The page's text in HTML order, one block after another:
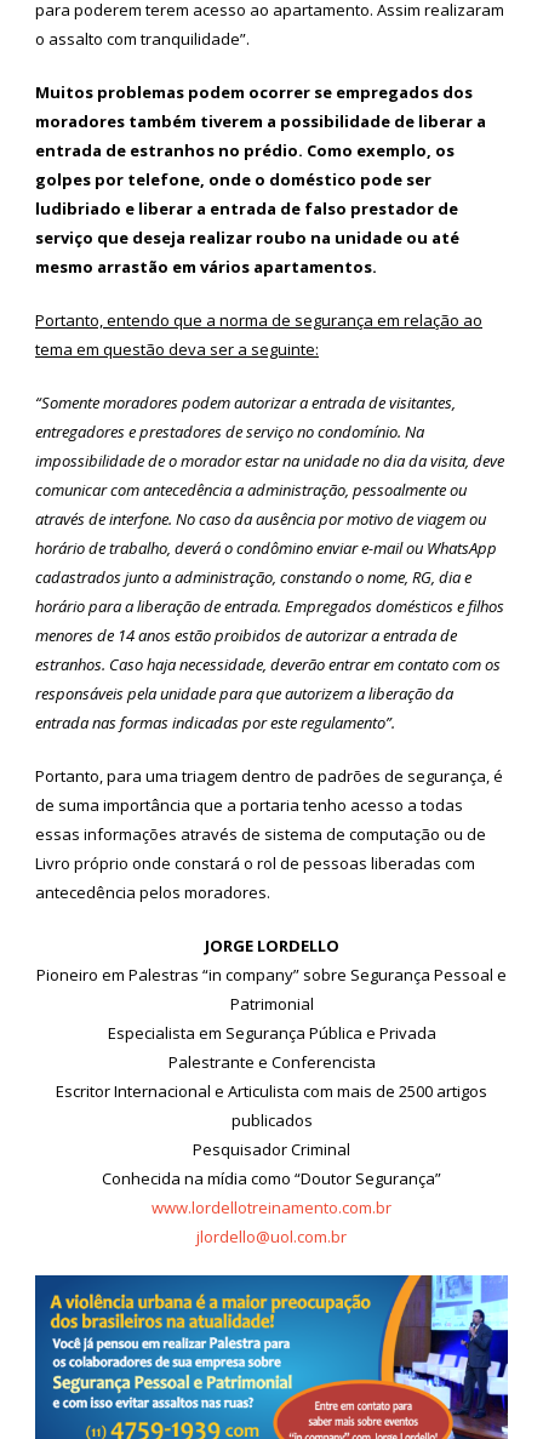
para poderem terem acesso ao apartamento. Assim realizaram
o assalto com tranquilidade”.
Muitos problemas podem ocorrer se empregados dos
moradores também tiverem a possibilidade de liberar a
entrada de estranhos no prédio. Como exemplo, os
golpes por telefone, onde o doméstico pode ser
ludibriado e liberar a entrada de falso prestador de
serviço que deseja realizar roubo na unidade ou até
mesmo arrastão em vários apartamentos.
Portanto, entendo que a norma de segurança em relação ao
tema em questão deva ser a seguinte:
“Somente moradores podem autorizar a entrada de visitantes,
entregadores e prestadores de serviço no condomínio. Na
impossibilidade de o morador estar na unidade no dia da visita, deve
comunicar com antecedência a administração, pessoalmente ou
através de interfone. No caso da ausência por motivo de viagem ou
horário de trabalho, deverá o condômino enviar e-mail ou WhatsApp
cadastrados junto a administração, constando o nome, RG, dia e
horário para a liberação de entrada. Empregados domésticos e filhos
menores de 14 anos estão proibidos de autorizar a entrada de
estranhos. Caso haja necessidade, deverão entrar em contato com os
responsáveis pela unidade para que autorizem a liberação da
entrada nas formas indicadas por este regulamento”.
Portanto, para uma triagem dentro de padrões de segurança, é
de suma importância que a portaria tenho acesso a todas
essas informações através de sistema de computação ou de
Livro próprio onde constará o rol de pessoas liberadas com
antecedência pelos moradores.
JORGE LORDELLO
Pioneiro em Palestras “in company” sobre Segurança Pessoal e
Patrimonial
Especialista em Segurança Pública e Privada
Palestrante e Conferencista
Escritor Internacional e Articulista com mais de 2500 artigos
publicados
Pesquisador Criminal
Conhecida na mídia como “Doutor Segurança”
www.lordellotreinamento.com.br
jlordello@uol.com.br